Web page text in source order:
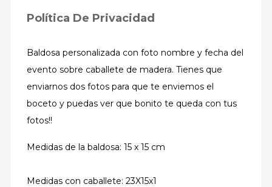
Política De Privacidad
Baldosa personalizada con foto nombre y fecha del
evento sobre caballete de madera. Tienes que
enviarnos dos fotos para que te enviemos el
boceto y puedas ver que bonito te queda con tus
fotos!!
Medidas de la baldosa: 15 x 15 cm
Medidas con caballete: 23X15x1